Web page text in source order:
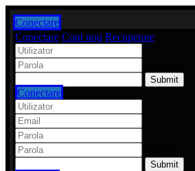
Conectare
Conectare Cont nou Recuperare
Conectare